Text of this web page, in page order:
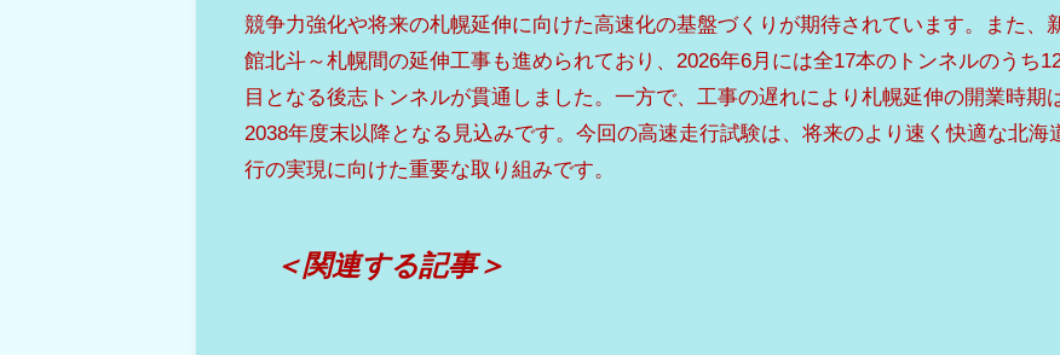
競争力強化や将来の札幌延伸に向けた高速化の基盤づくりが期待されています。また、
館北斗～札幌間の延伸工事も進められており、2026年6月には全17本のトンネルのうち
目となる後志トンネルが貫通しました。一方で、工事の遅れにより札幌延伸の開業時期
2038年度末以降となる見込みです。今回の高速走行試験は、将来のより速く快適な北海
行の実現に向けた重要な取り組みです。
＜関連する記事＞